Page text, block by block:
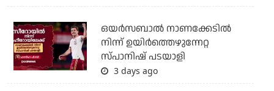
ഒയര്‍സബാൽ നാണക്കേടിൽ
നിന്ന് ഉയിർത്തെഴുന്നേറ്റ
സ്പാനിഷ് പടയാളി
3 days ago